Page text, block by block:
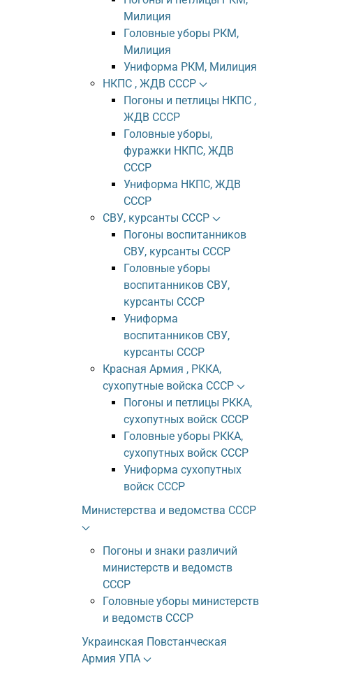
Милиция
Головные уборы РКМ,
Милиция
Униформа РКМ, Милиция
НКПС , ЖДВ СССР
Погоны и петлицы НКПС ,
ЖДВ СССР
Головные уборы,
фуражки НКПС, ЖДВ
СССР
Униформа НКПС, ЖДВ
СССР
СВУ, курсанты СССР
Погоны воспитанников
СВУ, курсанты СССР
Головные уборы
воспитанников СВУ,
курсанты СССР
Униформа
воспитанников СВУ,
курсанты СССР
Красная Армия , РККА,
сухопутные войска СССР
Погоны и петлицы РККА,
сухопутных войск СССР
Головные уборы РККА,
сухопутных войск СССР
Униформа сухопутных
войск СССР
Министерства и ведомства СССР
Погоны и знаки различий
министерств и ведомств
СССР
Головные уборы министерств
и ведомств СССР
Украинская Повстанческая
Армия УПА